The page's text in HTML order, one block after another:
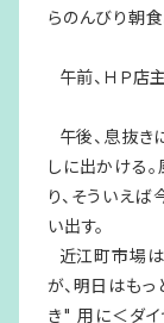
らのんびり朝食
午前、ＨＰ店
午後、息抜き
しに出かける
り、そういえ
い出す。
近江町市場は
が、明日はも
き" 用に＜ダ